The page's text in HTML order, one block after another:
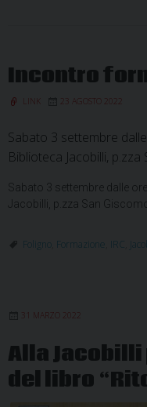
Incontro
LINK 23 AGOSTO 2022
Sabato 3 settembre
Biblioteca Jacobilli,
Sabato 3 settembre dalle
Jacobilli, p.zza San
Foligno Formazione IRC
31 MARZO 2022
Alla
del libro